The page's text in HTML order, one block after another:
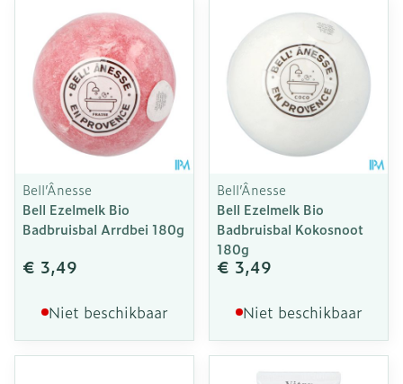
Bell’Ânesse
Bell Ezelmelk Bio
Badbruisbal Arrdbei 180g
€ 3,49
Niet beschikbaar
Bell’Ânesse
Bell Ezelmelk Bio
Badbruisbal Kokosnoot
180g
€ 3,49
Niet beschikbaar